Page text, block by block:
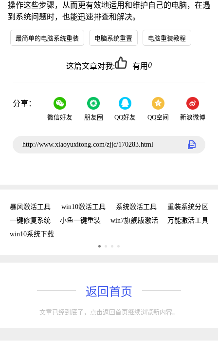
操作这些步骤，从而更有效地运用和维护自己的电脑，在遇
到系统问题时，也能迅速排查和解决。
最简单的电脑系统重装 电脑系统重置 电脑重装教程
这篇文章对我: 有用0
分享：
微信好友 朋友圈 QQ好友 QQ空间 新浪微博
http://www.xiaoyuxitong.com/zjjc/170283.html
暴风激活工具 win10激活工具 系统激活工具
重装系统分区
一键修复系统
小鱼一键重装 win7旗舰版激活
万能激活工具
win10系统下载
返回首页
文章已经到底了，点击返回首页继续浏览新内容。